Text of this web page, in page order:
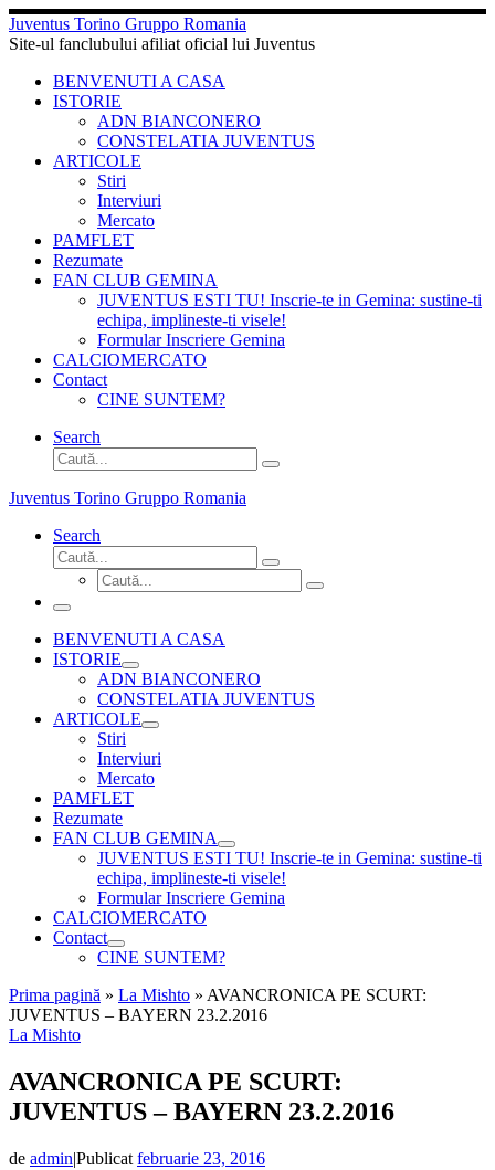
Sari
la
Juventus Torino Gruppo Romania
Site-ul fanclubului afiliat oficial lui Juventus
BENVENUTI A CASA
ISTORIE
ADN BIANCONERO
CONSTELATIA JUVENTUS
ARTICOLE
Stiri
Interviuri
Mercato
PAMFLET
Rezumate
FAN CLUB GEMINA
JUVENTUS ESTI TU! Inscrie-te in Gemina: sustine-ti
echipa, implineste-ti visele!
Formular Inscriere Gemina
CALCIOMERCATO
Contact
CINE SUNTEM?
Search
Căutare
Caută...
Juventus Torino Gruppo Romania
Search
Căutare
Caută...
Căutare
Caută...
Meniu
BENVENUTI A CASA
ISTORIE
ADN BIANCONERO
CONSTELATIA JUVENTUS
ARTICOLE
Stiri
Interviuri
Mercato
PAMFLET
Rezumate
FAN CLUB GEMINA
JUVENTUS ESTI TU! Inscrie-te in Gemina: sustine-ti
echipa, implineste-ti visele!
Formular Inscriere Gemina
CALCIOMERCATO
Contact
CINE SUNTEM?
Prima pagină » La Mishto » AVANCRONICA PE SCURT:
JUVENTUS – BAYERN 23.2.2016
La Mishto
AVANCRONICA PE SCURT:
JUVENTUS – BAYERN 23.2.2016
de admin|Publicat februarie 23, 2016